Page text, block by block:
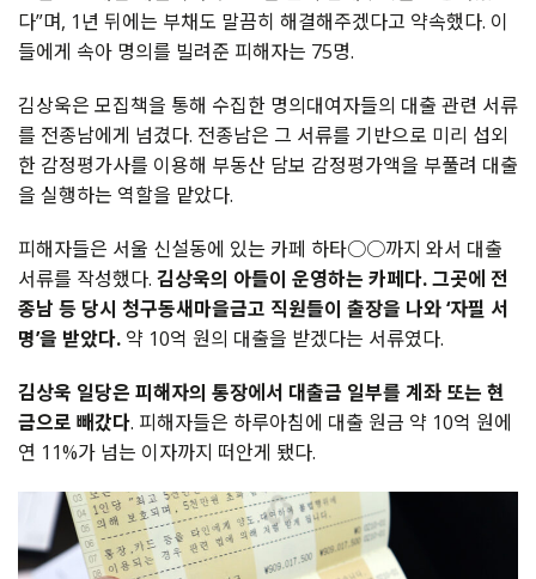
다”며, 1년 뒤에는 부채도 말끔히 해결해주겠다고 약속했다. 이
들에게 속아 명의를 빌려준 피해자는 75명.
김상욱은 모집책을 통해 수집한 명의대여자들의 대출 관련 서류
를 전종남에게 넘겼다. 전종남은 그 서류를 기반으로 미리 섭외
한 감정평가사를 이용해 부동산 담보 감정평가액을 부풀려 대출
을 실행하는 역할을 맡았다.
피해자들은 서울 신설동에 있는 카페 하타○○까지 와서 대출
서류를 작성했다. 김상욱의 아들이 운영하는 카페다.그곳에 전
종남 등 당시 청구동새마을금고 직원들이 출장을 나와 ‘자필 서
명’을 받았다. 약 10억 원의 대출을 받겠다는 서류였다.
김상욱 일당은 피해자의 통장에서 대출금 일부를 계좌 또는 현
금으로 빼갔다. 피해자들은 하루아침에 대출 원금 약 10억 원에
연 11%가 넘는 이자까지 떠안게 됐다.